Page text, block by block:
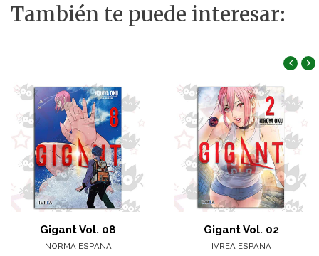
También te puede interesar:
Gigant Vol. 08
NORMA ESPAÑA
Gigant Vol. 02
IVREA ESPAÑA
‹ ›